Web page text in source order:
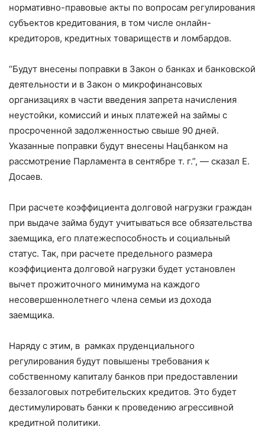
нормативно-правовые акты по вопросам регулирования
субъектов кредитования, в том числе онлайн-
кредиторов, кредитных товариществ и ломбардов.
“Будут внесены поправки в Закон о банках и банковской
деятельности и в Закон о микрофинансовых
организациях в части введения запрета начисления
неустойки, комиссий и иных платежей на займы с
просроченной задолженностью свыше 90 дней.
Указанные поправки будут внесены Нацбанком на
рассмотрение Парламента в сентябре т. г.”, — сказал Е.
Досаев.
При расчете коэффициента долговой нагрузки граждан
при выдаче займа будут учитываться все обязательства
заемщика, его платежеспособность и социальный
статус. Так, при расчете предельного размера
коэффициента долговой нагрузки будет установлен
вычет прожиточного минимума на каждого
несовершеннолетнего члена семьи из дохода
заемщика.
Наряду с этим, в рамках пруденциального
регулирования будут повышены требования к
собственному капиталу банков при предоставлении
беззалоговых потребительских кредитов. Это будет
дестимулировать банки к проведению агрессивной
кредитной политики.